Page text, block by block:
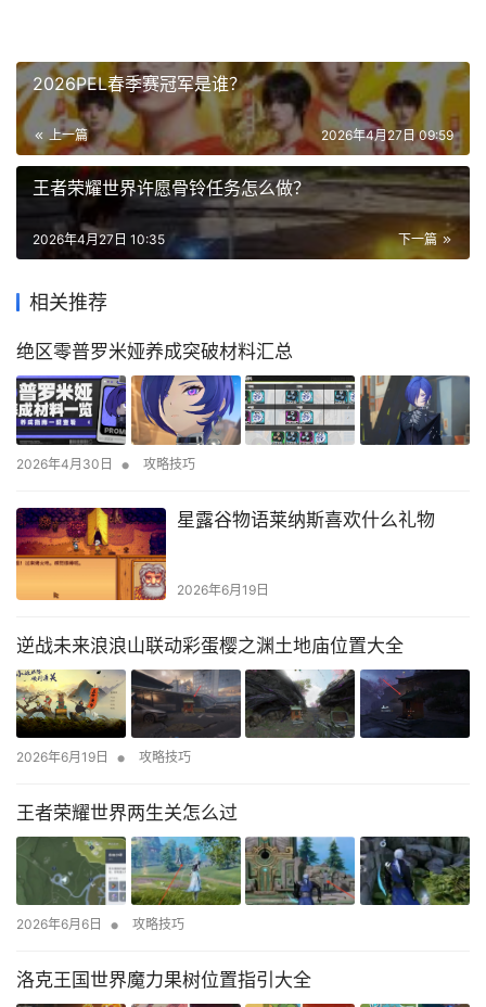
2026PEL春季赛冠军是谁？
上一篇 2026年4月27日 09:59
王者荣耀世界许愿骨铃任务怎么做？
下一篇
2026年4月27日 10:35
相关推荐
绝区零普罗米娅养成突破材料汇总
2026年4月30日 • 攻略技巧
星露谷物语莱纳斯喜欢什么礼物
2026年6月19日
逆战未来浪浪山联动彩蛋樱之渊土地庙位置大全
2026年6月19日 • 攻略技巧
王者荣耀世界两生关怎么过
2026年6月6日 • 攻略技巧
洛克王国世界魔力果树位置指引大全